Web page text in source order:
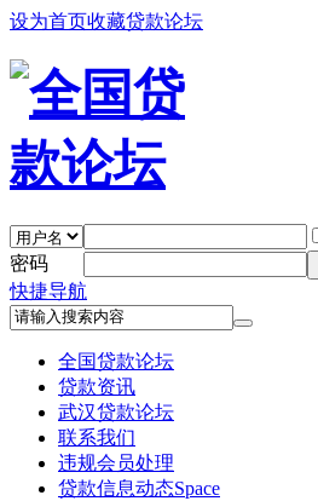
设为首页收藏贷款论坛
密码
快捷导航
全国贷款论坛
贷款资讯
武汉贷款论坛
联系我们
违规会员处理
贷款信息动态Space